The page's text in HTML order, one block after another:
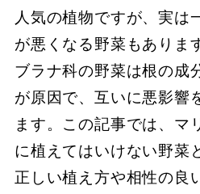
人気の植物ですが、実は
が悪くなる野菜もありま
ブラナ科の野菜は根の成
が原因で、互いに悪影響
ます。この記事では、マ
に植えてはいけない野菜
正しい植え方や相性の良